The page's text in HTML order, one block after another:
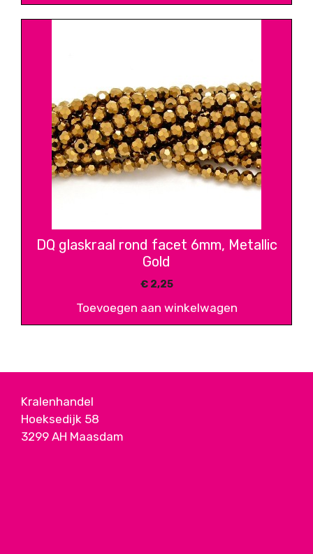
DQ glaskraal rond facet 6mm, Metallic
Gold
€2,25
Toevoegen aan winkelwagen
Kralenhandel
Hoeksedijk 58
3299 AH Maasdam